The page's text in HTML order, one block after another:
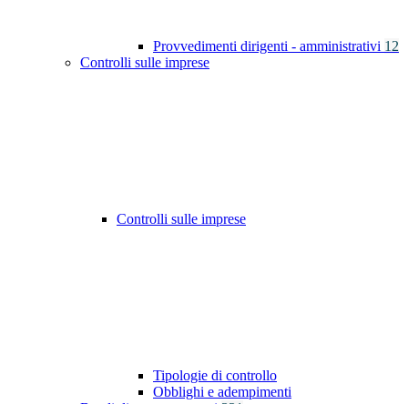
Provvedimenti dirigenti - amministrativi 12
Controlli sulle imprese
Controlli sulle imprese
Tipologie di controllo
Obblighi e adempimenti